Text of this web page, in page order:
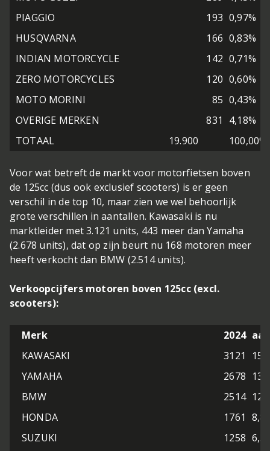
PIAGGIO
193 0,97%
HUSQVARNA
166 0,83%
INDIAN MOTORCYCLE
142 0,71%
ZERO MOTORCYCLES
120 0,60%
MOTO MORINI
85 0,43%
OVERIGE MERKEN
831
4,18%
TOTAAL
19.900 100,00%
Voor wat betreft de markt voor motorfietsen boven
de 125cc (dus ook exclusief scooters) is er geen
verschil in de top 10, maar zien we wel behoorlijk
grote verschillen in aantallen. Kawasaki is nu
marktleider met 3.121 units, 443 meer dan Yamaha
(2.678 units), dat op zijn beurt nu 168 motoren meer
heeft verkocht dan BMW (2.514 units).
Verkoopcijfers motoren boven 125cc (excl.
scooters):
Merk 2024
KAWASAKI
3121
YAMAHA
2678
BMW
2514
HONDA
1761
SUZUKI
1258